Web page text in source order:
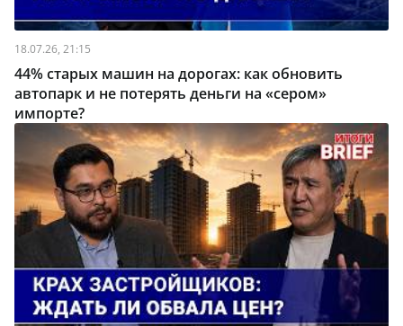
18.07.26, 21:15
44% старых машин на дорогах: как обновить
автопарк и не потерять деньги на «сером»
импорте?